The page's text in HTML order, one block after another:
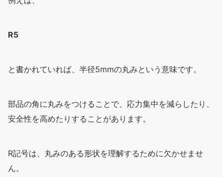
R5
と書かれていれば、半径5mmの丸みという意味です。
部品の角に丸みをつけることで、応力集中を減らしたり、
安全性を高めたりすることがあります。
R記号は、丸みのある形状を理解するために欠かせませ
ん。